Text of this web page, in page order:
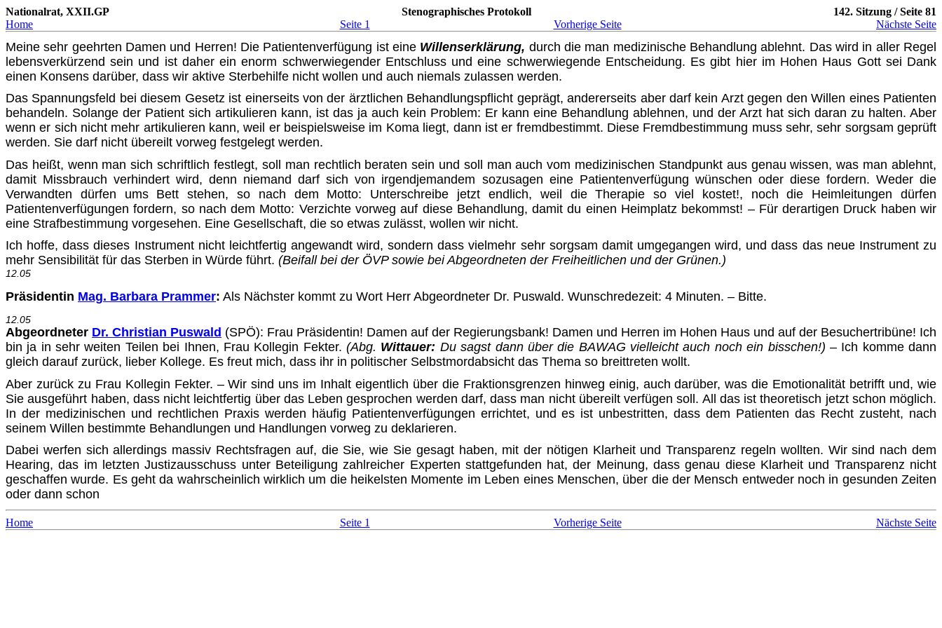
Nationalrat, XXII.GP Stenographisches Protokoll
142. Sitzung / Seite 81
Home
Seite 1 Vorherige Seite Nächste Seite
Meine sehr geehrten Damen und Herren! Die Patientenverfügung ist eine Willens­erklärung, durch die man medizinische Behandlung ablehnt. Das wird in aller Regel
lebensverkürzend sein und ist daher ein enorm schwerwiegender Entschluss und eine schwerwiegende Entscheidung. Es gibt hier im Hohen Haus Gott sei Dank
einen Konsens darüber, dass wir aktive Sterbehilfe nicht wollen und auch niemals zulassen werden.
Das Spannungsfeld bei diesem Gesetz ist einerseits von der ärztlichen Behandlungs­pflicht geprägt, andererseits aber darf kein Arzt gegen den Willen eines Patienten
behandeln. Solange der Patient sich artikulieren kann, ist das ja auch kein Problem: Er kann eine Behandlung ablehnen, und der Arzt hat sich daran zu halten. Aber
wenn er sich nicht mehr artikulieren kann, weil er beispielsweise im Koma liegt, dann ist er fremdbestimmt. Diese Fremdbestimmung muss sehr, sehr sorgsam geprüft
werden. Sie darf nicht übereilt vorweg festgelegt werden.
Das heißt, wenn man sich schriftlich festlegt, soll man rechtlich beraten sein und soll man auch vom medizinischen Standpunkt aus genau wissen, was man ablehnt,
damit Missbrauch verhindert wird, denn niemand darf sich von irgendjemandem sozusagen eine Patientenverfügung wünschen oder diese fordern. Weder die
Verwandten dürfen ums Bett stehen, so nach dem Motto: Unterschreibe jetzt endlich, weil die Therapie so viel kostet!, noch die Heimleitungen dürfen
Patientenverfügungen fordern, so nach dem Motto: Verzichte vorweg auf diese Behandlung, damit du einen Heimplatz bekommst! – Für derartigen Druck haben wir
eine Strafbestimmung vorgesehen. Eine Gesellschaft, die so etwas zulässt, wollen wir nicht.
Ich hoffe, dass dieses Instrument nicht leichtfertig angewandt wird, sondern dass vielmehr sehr sorgsam damit umgegangen wird, und dass das neue Instrument zu
mehr Sensibilität für das Sterben in Würde führt. (Beifall bei der ÖVP sowie bei Abge­ordneten der Freiheitlichen und der Grünen.)
12.05
Präsidentin Mag. Barbara Prammer: Als Nächster kommt zu Wort Herr Abgeordneter Dr. Puswald. Wunschredezeit: 4 Minuten. – Bitte.
12.05
Abgeordneter Dr. Christian Puswald (SPÖ): Frau Präsidentin! Damen auf der Regie­rungsbank! Damen und Herren im Hohen Haus und auf der Besuchertribüne! Ich
bin ja in sehr weiten Teilen bei Ihnen, Frau Kollegin Fekter.(Abg. Wittauer: Du sagst dann über die BAWAG vielleicht auch noch ein bisschen!) – Ich komme dann
gleich darauf zurück, lieber Kollege. Es freut mich, dass ihr in politischer Selbstmordabsicht das Thema so breittreten wollt.
Aber zurück zu Frau Kollegin Fekter. – Wir sind uns im Inhalt eigentlich über die Frak­tionsgrenzen hinweg einig, auch darüber, was die Emotionalität betrifft und, wie
Sie ausgeführt haben, dass nicht leichtfertig über das Leben gesprochen werden darf, dass man nicht übereilt verfügen soll. All das ist theoretisch jetzt schon möglich.
In der medizinischen und rechtlichen Praxis werden häufig Patientenverfügungen errichtet, und es ist unbestritten, dass dem Patienten das Recht zusteht, nach
seinem Willen bestimmte Behandlungen und Handlungen vorweg zu deklarieren.
Dabei werfen sich allerdings massiv Rechtsfragen auf, die Sie, wie Sie gesagt haben, mit der nötigen Klarheit und Transparenz regeln wollten. Wir sind nach dem
Hearing, das im letzten Justizausschuss unter Beteiligung zahlreicher Experten stattgefunden hat, der Meinung, dass genau diese Klarheit und Transparenz nicht
geschaffen wurde. Es geht da wahrscheinlich wirklich um die heikelsten Momente im Leben eines Men­schen, über die der Mensch entweder noch in gesunden Zeiten
oder dann schon
Home Seite 1 Vorherige Seite Nächste Seite